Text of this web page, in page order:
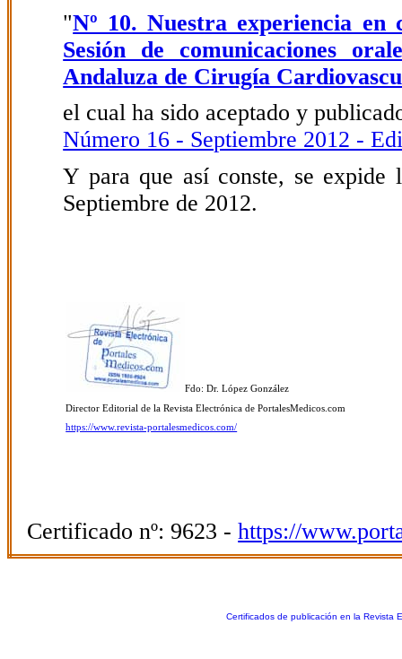
"Nº 10. Nuestra experiencia
Sesión de comunicaciones
Andaluza de Cirugía
el cual ha sido aceptado y
Número 16 - Septiembre 2012 -
Y para que así conste, se
Septiembre de 2012.
Fdo: Dr. López González
Director Editorial de la Revista Electrónica de PortalesMedicos.com
https://www.revista-portalesmedicos.com/
Certificado nº: 9623 -https://
Certificados de publicación en la Revista